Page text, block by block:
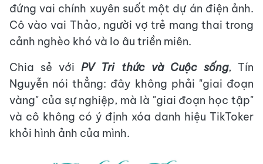
đứng vai chính xuyên suốt một dự án điện ảnh.
Cô vào vai Thảo, người vợ trẻ mang thai trong
cảnh nghèo khó và lo âu triền miên.
Chia sẻ vớiPV Tri thức và Cuộc sống, Tín
Nguyễn nói thẳng: đây không phải "giai đoạn
vàng" của sự nghiệp, mà là "giai đoạn học tập"
và cô không có ý định xóa danh hiệu TikToker
khỏi hình ảnh của mình.